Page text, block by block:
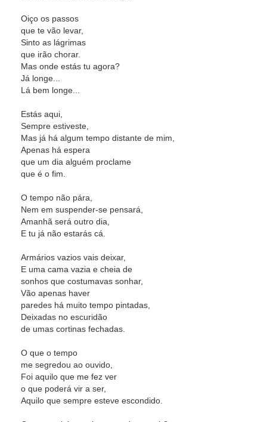
Oiço os passos
que te vão levar,
Sinto as lágrimas
que irão chorar.
Mas onde estás tu agora?
Já longe...
Lá bem longe...
Estás aqui,
Sempre estiveste,
Mas já há algum tempo distante de mim,
Apenas há espera
que um dia alguém proclame
que é o fim.
O tempo não pára,
Nem em suspender-se pensará,
Amanhã será outro dia,
E tu já não estarás cá.
Armários vazios vais deixar,
E uma cama vazia e cheia de
sonhos que costumavas sonhar,
Vão apenas haver
paredes há muito tempo pintadas,
Deixadas no escuridão
de umas cortinas fechadas.
O que o tempo
me segredou ao ouvido,
Foi aquilo que me fez ver
o que poderá vir a ser,
Aquilo que sempre esteve escondido.